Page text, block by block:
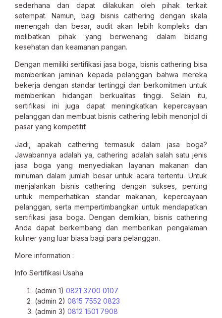
sederhana dan dapat dilakukan oleh pihak terkait
setempat. Namun, bagi bisnis cathering dengan skala
menengah dan besar, audit akan lebih kompleks dan
melibatkan pihak yang berwenang dalam bidang
kesehatan dan keamanan pangan.
Dengan memiliki sertifikasi jasa boga, bisnis cathering bisa
memberikan jaminan kepada pelanggan bahwa mereka
bekerja dengan standar tertinggi dan berkomitmen untuk
memberikan hidangan berkualitas tinggi. Selain itu,
sertifikasi ini juga dapat meningkatkan kepercayaan
pelanggan dan membuat bisnis cathering lebih menonjol di
pasar yang kompetitif.
Jadi, apakah cathering termasuk dalam jasa boga?
Jawabannya adalah ya, cathering adalah salah satu jenis
jasa boga yang menyediakan layanan makanan dan
minuman dalam jumlah besar untuk acara tertentu. Untuk
menjalankan bisnis cathering dengan sukses, penting
untuk memperhatikan standar makanan, kepercayaan
pelanggan, serta mempertimbangkan untuk mendapatkan
sertifikasi jasa boga. Dengan demikian, bisnis cathering
Anda dapat berkembang dan memberikan pengalaman
kuliner yang luar biasa bagi para pelanggan.
More information :
Info Sertifikasi Usaha
(admin 1) 0821 3700 0107
(admin 2) 0815 7552 0823
(admin 3) 0812 1501 7908